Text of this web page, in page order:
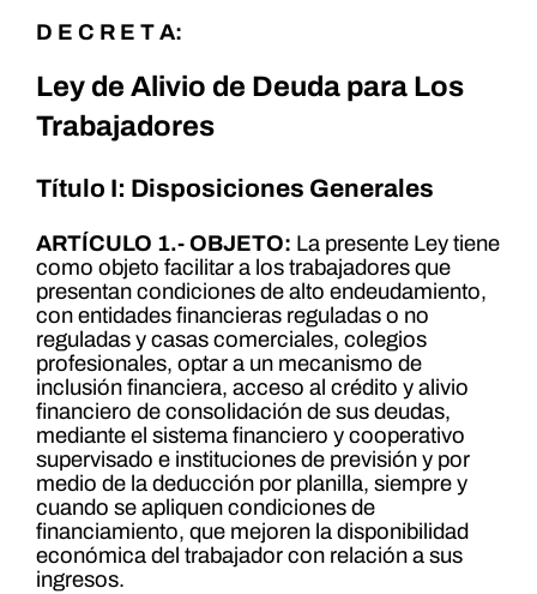
D E C R E T A:
Ley de Alivio de Deuda para Los
Trabajadores
Título I: Disposiciones Generales
ARTÍCULO 1.- OBJETO: La presente Ley tiene
como objeto facilitar a los trabajadores que
presentan condiciones de alto endeudamiento,
con entidades financieras reguladas o no
reguladas y casas comerciales, colegios
profesionales, optar a un mecanismo de
inclusión financiera, acceso al crédito y alivio
financiero de consolidación de sus deudas,
mediante el sistema financiero y cooperativo
supervisado e instituciones de previsión y por
medio de la deducción por planilla, siempre y
cuando se apliquen condiciones de
financiamiento, que mejoren la disponibilidad
económica del trabajador con relación a sus
ingresos.